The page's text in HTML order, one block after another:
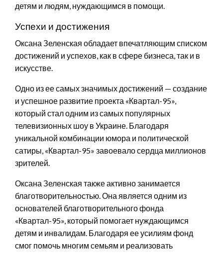
детям и людям, нуждающимся в помощи.
Успехи и достижения
Оксана Зеленская обладает впечатляющим списком
достижений и успехов, как в сфере бизнеса, так и в
искусстве.
Одно из ее самых значимых достижений — создание
и успешное развитие проекта «Квартал-95»,
который стал одним из самых популярных
телевизионных шоу в Украине. Благодаря
уникальной комбинации юмора и политической
сатиры, «Квартал-95» завоевало сердца миллионов
зрителей.
Оксана Зеленская также активно занимается
благотворительностью. Она является одним из
основателей благотворительного фонда
«Квартал-95», который помогает нуждающимся
детям и инвалидам. Благодаря ее усилиям фонд
смог помочь многим семьям и реализовать